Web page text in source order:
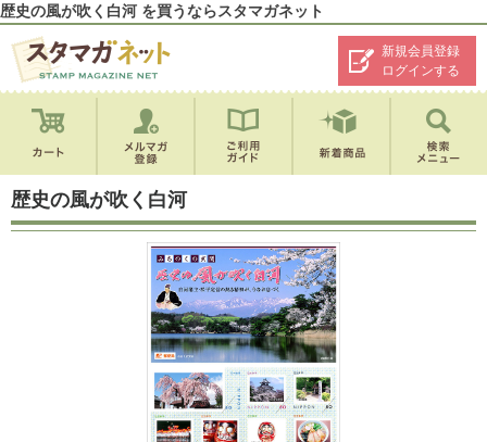
歴史の風が吹く白河 を買うならスタマガネット
新規会員登録
ログインする
歴史の風が吹く白河